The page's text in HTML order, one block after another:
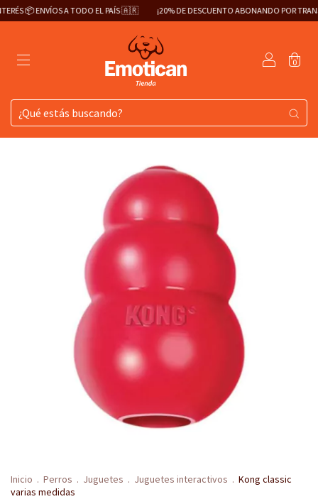
📦 ENVÍOS A TODO EL PAÍS 🇦🇷 ¡20% DE DESCUENTO ABONANDO POR
0
Inicio . Perros . Juguetes . Juguetes interactivos . Kong classic
varias medidas